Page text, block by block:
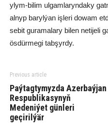
ylym-bilim ulgamlaryndaky
alnyp barylýan işleri dowam
sebit guramalary bilen netijeli
ösdürmegi tabşyrdy.
Previous article
Paýtagtymyzda Azerbaýjan
Respublikasynyň
Medeniýet günleri
geçirilýär